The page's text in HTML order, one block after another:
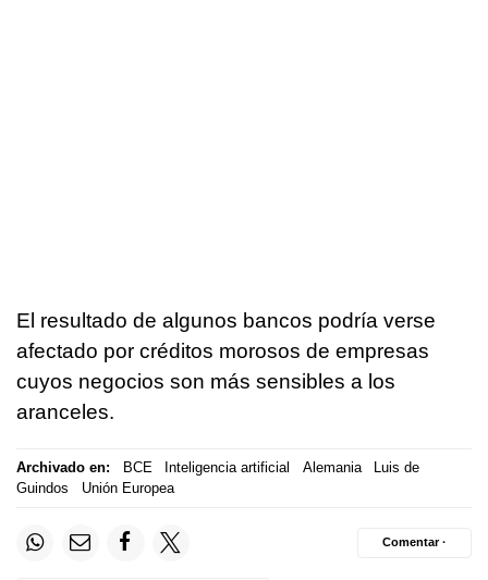
El resultado de algunos bancos podría verse
afectado por créditos morosos de empresas
cuyos negocios son más sensibles a los
aranceles.
Archivado en: BCE Inteligencia artificial Alemania
Luis de
Guindos
Unión Europea
Comentar ·